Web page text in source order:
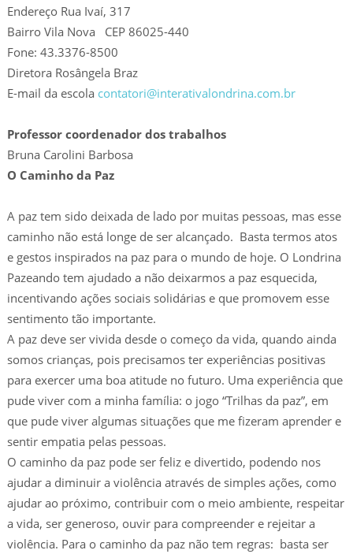
Endereço Rua Ivaí, 317
Bairro Vila Nova CEP 86025-440
Fone: 43.3376-8500
Diretora Rosângela Braz
E-mail da escola contatori@interativalondrina.com.br
Professor coordenador dos trabalhos
Bruna Carolini Barbosa
O Caminho da Paz
A paz tem sido deixada de lado por muitas pessoas, mas esse
caminho não está longe de ser alcançado. Basta termos atos
e gestos inspirados na paz para o mundo de hoje. O Londrina
Pazeando tem ajudado a não deixarmos a paz esquecida,
incentivando ações sociais solidárias e que promovem esse
sentimento tão importante.
A paz deve ser vivida desde o começo da vida, quando ainda
somos crianças, pois precisamos ter experiências positivas
para exercer uma boa atitude no futuro. Uma experiência que
pude viver com a minha família: o jogo “Trilhas da paz”, em
que pude viver algumas situações que me fizeram aprender e
sentir empatia pelas pessoas.
O caminho da paz pode ser feliz e divertido, podendo nos
ajudar a diminuir a violência através de simples ações, como
ajudar ao próximo, contribuir com o meio ambiente, respeitar
a vida, ser generoso, ouvir para compreender e rejeitar a
violência. Para o caminho da paz não tem regras: basta ser